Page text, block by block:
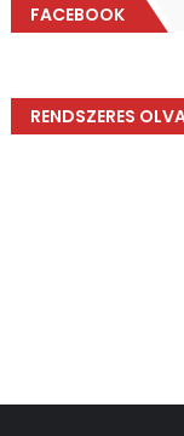
FACEBOOK
RENDSZERES